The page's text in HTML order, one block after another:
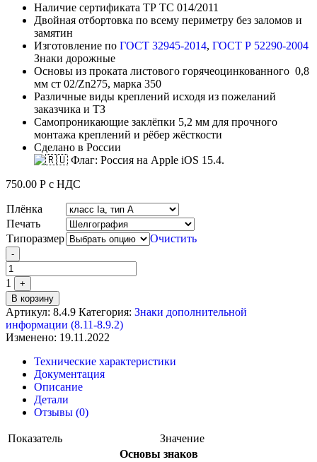
Наличие сертификата ТР ТС 014/2011
Двойная отбортовка по всему периметру без заломов и
замятин
Изготовление по ГОСТ 32945-2014, ГОСТ Р 52290-2004
Знаки дорожные
Основы из проката листового горячеоцинкованного 0,8
мм ст 02/Zn275, марка 350
Различные виды креплений исходя из пожеланий
заказчика и ТЗ
Самопроникающие заклёпки 5,2 мм для прочного
монтажа креплений и рёбер жёсткости
Сделано в России
750.00 Р с НДС
Плёнка
Печать
Типоразмер
Очистить
Quantity
-
1
+
В корзину
Артикул: 8.4.9 Категория: Знаки дополнительной
информации (8.11-8.9.2)
Изменено: 19.11.2022
Технические характеристики
Документация
Описание
Детали
Отзывы (0)
Показатель
Значение
Основы знаков